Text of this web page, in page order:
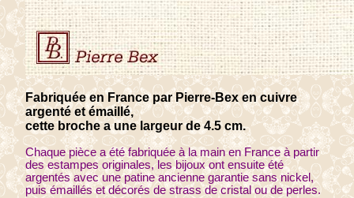
Fabriquée en France par Pierre-Bex en cuivre
argenté et émaillé,
cette broche a une largeur de 4.5 cm.
Chaque pièce a été fabriquée à la main en France à partir
des estampes originales, les bijoux ont ensuite été
argentés avec une patine ancienne garantie sans nickel,
puis émaillés et décorés de strass de cristal ou de perles.